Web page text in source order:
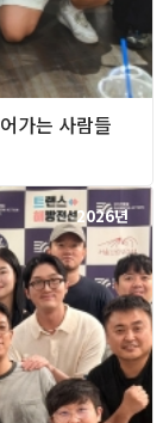
가는 사람들
2026년